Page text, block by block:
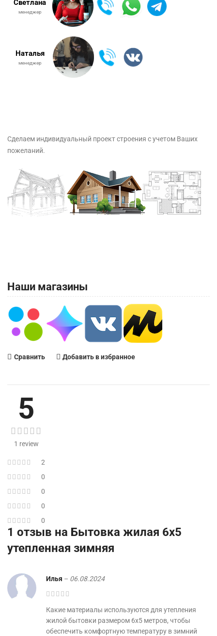
Светлана
менеджер
Наталья
менеджер
Сделаем индивидуальный проект строения с учетом Ваших
пожеланий.
Наши магазины
Сравнить Добавить в избранное
5
1 review
2
0
0
0
0
1 отзыв на Бытовка жилая 6х5
утепленная зимняя
Илья – 06.08.2024
Какие материалы используются для утепления
жилой бытовки размером 6х5 метров, чтобы
обеспечить комфортную температуру в зимний